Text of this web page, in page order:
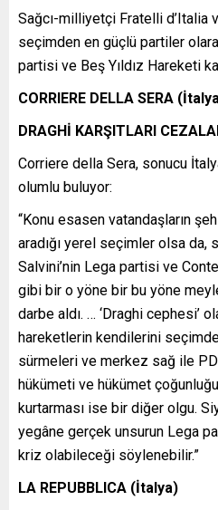
Sağcı-milliyetçi Fratelli d’Italia
seçimden en güçlü partiler
partisi ve Beş Yıldız Hareketi
CORRIERE DELLA SERA
DRAGHİ KARŞITLARI
Corriere della Sera, sonucu
olumlu buluyor:
“Konu esasen vatandaşların
aradığı yerel seçimler olsa da,
Salvini’nin Lega partisi ve
gibi bir o yöne bir bu yöne
darbe aldı. … ‘Draghi cephesi’
hareketlerin kendilerini
sürmeleri ve merkez sağ ile
hükümeti ve hükümet
kurtarması ise bir diğer olgu.
yegâne gerçek unsurun Lega
kriz olabileceği söylenebilir.”
LA REPUBBLICA (İtalya)